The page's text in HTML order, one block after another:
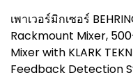
เพาเวอร์มิกเซอร์
Rackmount Mixer,
Mixer with KLARK
Feedback Detection